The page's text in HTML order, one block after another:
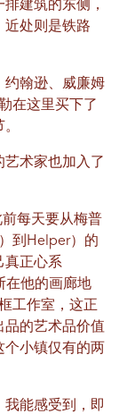
建筑的东侧，
近处则是铁路
约翰逊、威廉姆
在这里买下了
术家也加入了
前每天要从梅普
到Helper）的
真正心系
在他的画廊地
工作室，这正
的艺术品价值
小镇仅有的两
能感受到，即